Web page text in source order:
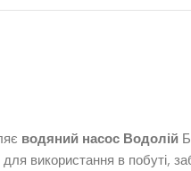
водяний насос Водолій
використання в побуті,